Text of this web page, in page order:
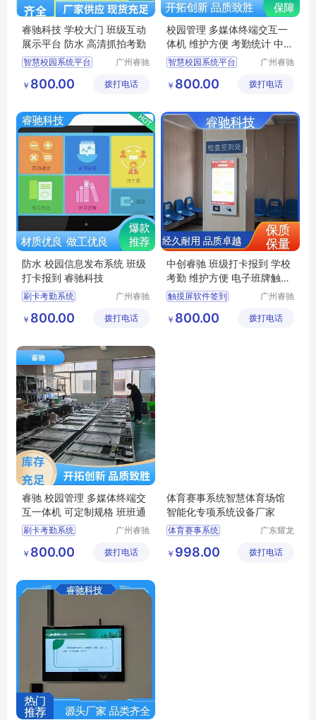
睿驰科技 学校大门 班级互动
展示平台 防水 高清抓拍考勤
智慧校园系统平台
校园管理系统
指纹签到系统
广州睿驰
公司
￥ 800.00 拨打电话
校园管理 多媒体终端交互一
体机 维护方便 考勤统计 中创
睿驰
智慧校园系统平台
多媒体终端交互一体机
考勤统计电子班牌
广州睿驰
公司
￥ 800.00 拨打电话
防水 校园信息发布系统 班级
打卡报到 睿驰科技
刷卡考勤系统
智慧校园智能数字电子班牌一体机壁挂测温考勤系统
信息互通系统
广州睿驰
公司
￥ 800.00 拨打电话
中创睿驰 班级打卡报到 学校
考勤 维护方便 电子班牌触摸
一体机
触摸屏软件签到
班级互动展示平台
广州睿驰
公司
￥ 800.00 拨打电话
睿驰 校园管理 多媒体终端交
互一体机 可定制规格 班班通
刷卡考勤系统
校园信息发布系统
信息互通系统
广州睿驰
公司
￥ 800.00 拨打电话
体育赛事系统智慧体育场馆
智能化专项系统设备厂家
体育赛事系统
运动会赛事系统
广东耀龙
有限公司
￥ 998.00 拨打电话